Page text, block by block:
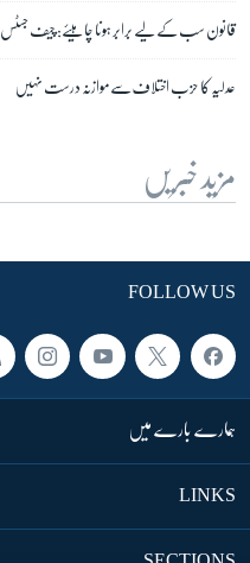
قانون سب کے لیے برابر ہونا چاہیئے: چیف جسٹس
عدلیہ کا حزب اختلاف سے موازنہ درست نہیں
مزید خبریں
FOLLOW US
ہمارے بارے میں
LINKS